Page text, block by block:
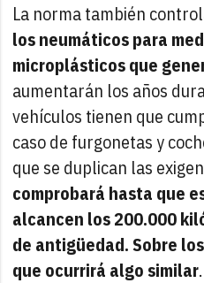
La norma también
los neumáticos para
microplásticos que
aumentarán los años
vehículos tienen que
caso de furgonetas y
que se duplican las
comprobará hasta que
alcancen los 200.000
de antigüedad. Sobre
que ocurrirá algo similar.